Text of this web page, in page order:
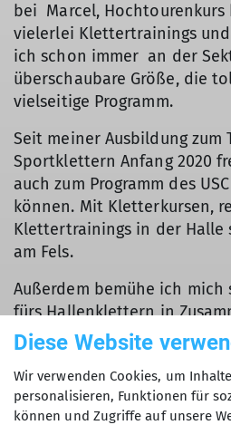
bei Marcel, Hochtourenkurs
vielerlei Klettertrainings
ich schon immer an der
überschaubare Größe, die
vielseitige Programm.
Seit meiner Ausbildung zum
Sportklettern Anfang 2020
auch zum Programm des
können. Mit Kletterkursen,
Klettertrainings in der Halle
am Fels.
Außerdem bemühe ich mich
fürs Hallenklettern in
USC Vorstand darum, dass
umfangreiches
Mitglieder anbieten
Diese Website
Wir verwenden Cookies, um
personalisieren, Funktionen für
können und Zugriffe auf unsere